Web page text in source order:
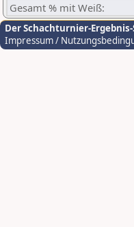
Gesamt % mit Weiß:
Der Schachturnier-
Impressum /